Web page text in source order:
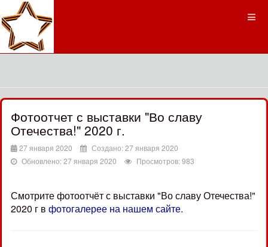
Фотоотчет с выставки "Во славу
Отечества!" 2020 г.
27 января 2020
Создано: 27 января 2020
Обновлено: 27 января 2020
Просмотров: 983
Смотрите фотоотчёт с выставки "Во славу Отечества!"
2020 г в фотогалерее на нашем сайте.